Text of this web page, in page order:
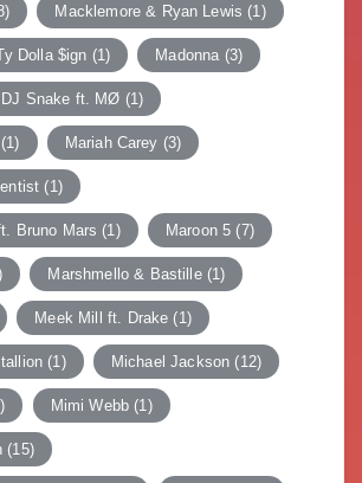
Macklemore & Ryan Lewis (1)
Dolla $ign (1) Madonna (3)
DJ Snake ft. MØ (1)
(1) Mariah Carey (3)
(1)
Bruno Mars (1) Maroon 5 (7)
Marshmello & Bastille(1)
Meek Mill ft. Drake (1)
(1) Michael Jackson (12)
Mimi Webb (1)
(15)